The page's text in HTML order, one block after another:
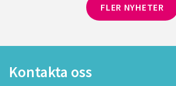
FLER NYHETER
Kontakta oss